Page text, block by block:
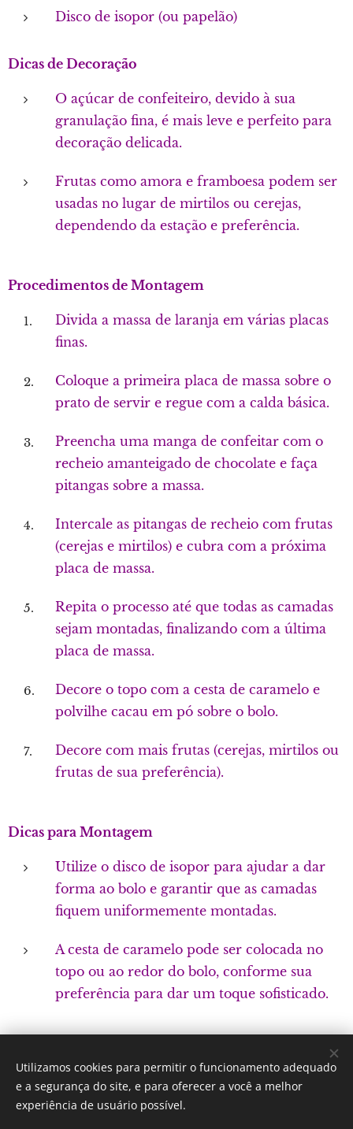
Disco de isopor (ou papelão)
Dicas de Decoração
O açúcar de confeiteiro, devido à sua
granulação fina, é mais leve e perfeito para
decoração delicada.
Frutas como amora e framboesa podem ser
usadas no lugar de mirtilos ou cerejas,
dependendo da estação e preferência.
Procedimentos de Montagem
Divida a massa de laranja em várias placas
finas.
Coloque a primeira placa de massa sobre o
prato de servir e regue com a calda básica.
Preencha uma manga de confeitar com o
recheio amanteigado de chocolate e faça
pitangas sobre a massa.
Intercale as pitangas de recheio com frutas
(cerejas e mirtilos) e cubra com a próxima
placa de massa.
Repita o processo até que todas as camadas
sejam montadas, finalizando com a última
placa de massa.
Decore o topo com a cesta de caramelo e
polvilhe cacau em pó sobre o bolo.
Decore com mais frutas (cerejas, mirtilos ou
frutas de sua preferência).
Dicas para Montagem
Utilize o disco de isopor para ajudar a dar
forma ao bolo e garantir que as camadas
fiquem uniformemente montadas.
A cesta de caramelo pode ser colocada no
topo ou ao redor do bolo, conforme sua
preferência para dar um toque sofisticado.
Por: Verônica Silveira Nicoletti
Instagram: Gastronomundo.receitas
Utilizamos cookies para permitir o funcionamento adequado
e a segurança do site, e para oferecer a você a melhor
experiência de usuário possível.